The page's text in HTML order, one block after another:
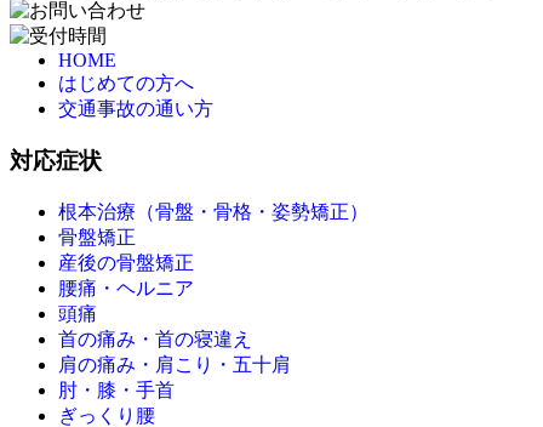
HOME
はじめての方へ
交通事故の通い方
対応症状
根本治療（骨盤・骨格・姿勢矯正）
骨盤矯正
産後の骨盤矯正
腰痛・ヘルニア
頭痛
首の痛み・首の寝違え
肩の痛み・肩こり・五十肩
肘・膝・手首
ぎっくり腰